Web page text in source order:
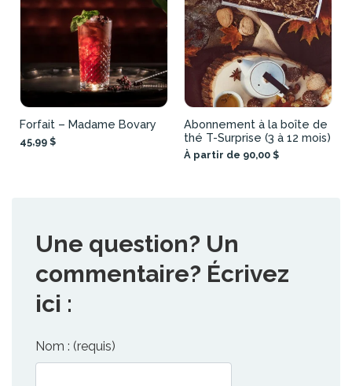
Forfait – Madame Bovary
45,99 $
Abonnement à la boîte de
thé T-Surprise (3 à 12 mois)
À partir de 90,00 $
Une question? Un
commentaire? Écrivez
ici :
Nom : (requis)